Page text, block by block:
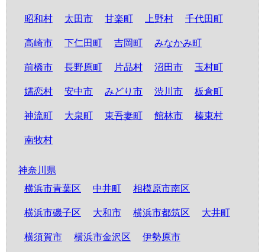
昭和村 太田市 甘楽町 上野村 千代田町
高崎市 下仁田町 吉岡町 みなかみ町
前橋市 長野原町 片品村 沼田市 玉村町
嬬恋村 安中市 みどり市 渋川市 板倉町
神流町 大泉町 東吾妻町 館林市 榛東村
南牧村
神奈川県
横浜市青葉区
中井町 相模原市南区
横浜市磯子区 大和市 横浜市都筑区 大井町
横須賀市 横浜市金沢区 伊勢原市